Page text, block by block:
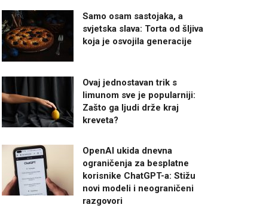
Samo osam sastojaka, a
svjetska slava: Torta od šljiva
koja je osvojila generacije
Ovaj jednostavan trik s
limunom sve je popularniji:
Zašto ga ljudi drže kraj
kreveta?
OpenAI ukida dnevna
ograničenja za besplatne
korisnike ChatGPT-a: Stižu
novi modeli i neograničeni
razgovori